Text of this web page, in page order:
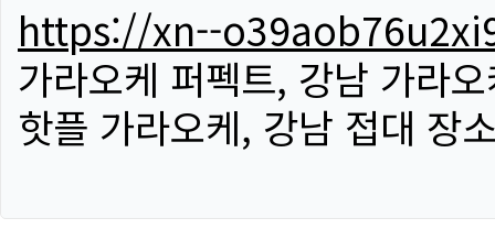
https://xn--
가라오케 퍼펙트, 강남 가라
핫플 가라오케, 강남 접대 장